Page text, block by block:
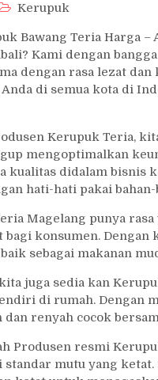
Kerupuk
Bawang Teria Harga
Kami dengan
dengan rasa lezat
di semua kota di
Kerupuk Teria,
mengoptimalkan
kualitas didalam bisnis
hati-hati pakai
Magelang punya
bagi konsumen. Dengan
sebagai makanan
juga sedia kan
di rumah. Dengan
dan renyah cocok
Produsen resmi
standar mutu yang